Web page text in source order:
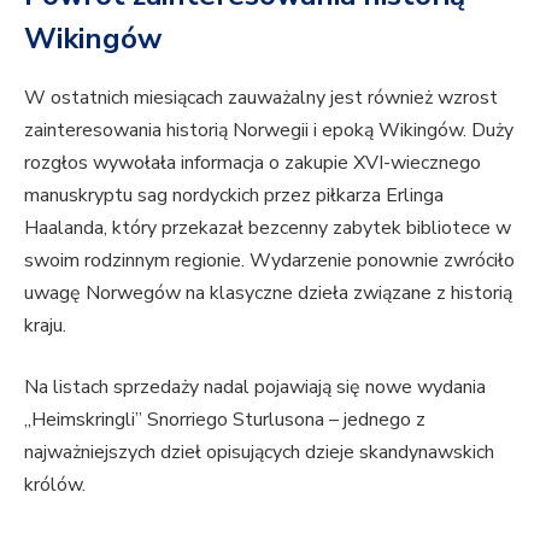
Wikingów
W ostatnich miesiącach zauważalny jest również wzrost
zainteresowania historią Norwegii i epoką Wikingów. Duży
rozgłos wywołała informacja o zakupie XVI-wiecznego
manuskryptu sag nordyckich przez piłkarza Erlinga
Haalanda, który przekazał bezcenny zabytek bibliotece w
swoim rodzinnym regionie. Wydarzenie ponownie zwróciło
uwagę Norwegów na klasyczne dzieła związane z historią
kraju.
Na listach sprzedaży nadal pojawiają się nowe wydania
„Heimskringli” Snorriego Sturlusona – jednego z
najważniejszych dzieł opisujących dzieje skandynawskich
królów.